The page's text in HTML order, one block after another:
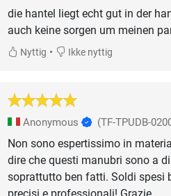
die hantel liegt echt gut in der
auch keine sorgen um meinen
Nyttig • Ikke nyttig
Anonymous (TF-TPUDB-
Non sono espertissimo in
dire che questi manubri sono a
soprattutto ben fatti. Soldi spesi